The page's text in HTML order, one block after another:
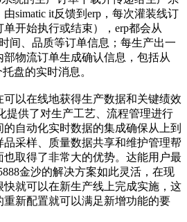
simatic it反馈到erp，每次灌装线订
开始执行或结束），erp都会从
间、品质等订单信息；每生产出一
物流订单生成确认信息，包括从
托盘的实时消息。
以在线地获得生产数据和关键绩效
提供了对生产工艺、流程管理进行
自动化实时数据的集成确保从上到
采样、质量数据共享和维护管理帮
也取得了非常大的优势。达能用户最
金沙的解决方案如此灵活，在现
就可以在新生产线上完成实施，这
新配置就可以满足新增功能的要